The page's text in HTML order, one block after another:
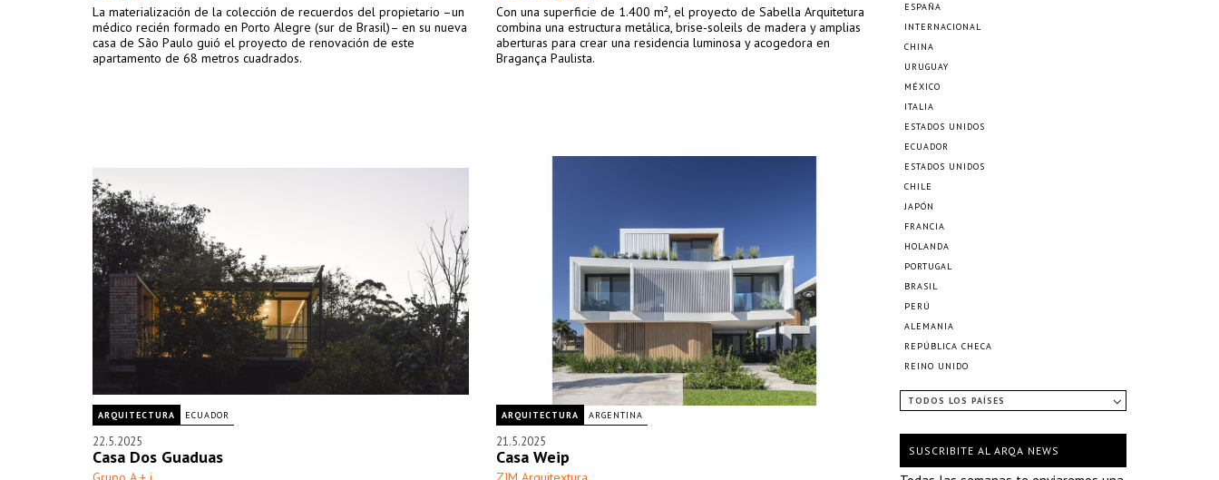
La materialización de la colección de recuerdos del propietario –un
médico recién formado en Porto Alegre (sur de Brasil)– en su nueva
casa de São Paulo guió el proyecto de renovación de este
apartamento de 68 metros cuadrados.
Con una superficie de 1.400 m², el proyecto de Sabella Arquitetura
combina una estructura metálica, brise-soleils de madera y amplias
aberturas para crear una residencia luminosa y acogedora en
Bragança Paulista.
ARQUITECTURA ECUADOR
22.5.2025
Casa Dos Guaduas
ARQUITECTURA ARGENTINA
21.5.2025
Casa Weip
ESPAÑA
INTERNACIONAL
CHINA
URUGUAY
MÉXICO
ITALIA
ESTADOS UNIDOS
ECUADOR
ESTADOS UNIDOS
CHILE
JAPÓN
FRANCIA
HOLANDA
PORTUGAL
BRASIL
PERÚ
ALEMANIA
REPÚBLICA CHECA
REINO UNIDO
TODOS LOS PAÍSES
SUSCRIBITE AL ARQA NEWS